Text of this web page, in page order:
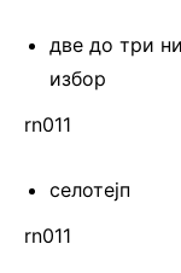
две до три
избор
rn011
селотејп
rn011